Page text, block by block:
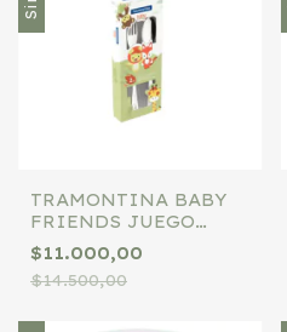
TRAMONTINA BABY
FRIENDS JUEGO
CUBIERTOS 2PZ 030
$11.000,00
$14.500,00